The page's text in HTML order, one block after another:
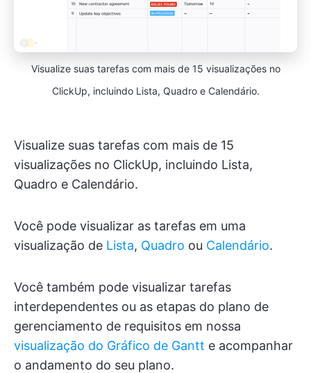
Visualize suas tarefas com mais de 15 visualizações no
ClickUp, incluindo Lista, Quadro e Calendário.
Visualize suas tarefas com mais de 15
visualizações no ClickUp, incluindo Lista,
Quadro e Calendário.
Você pode visualizar as tarefas em uma
visualização de Lista, Quadro ou Calendário.
Você também pode visualizar tarefas
interdependentes ou as etapas do plano de
gerenciamento de requisitos em nossa
visualização do Gráfico de Gantt e acompanhar
o andamento do seu plano.